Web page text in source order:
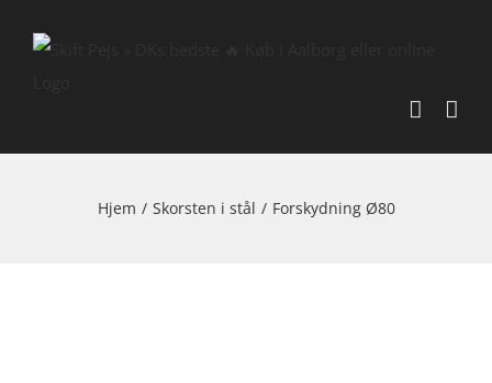
Hjem / Skorsten i stål / Forskydning Ø80